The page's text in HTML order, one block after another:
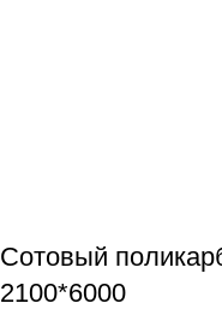
Сотовый
2100*6000